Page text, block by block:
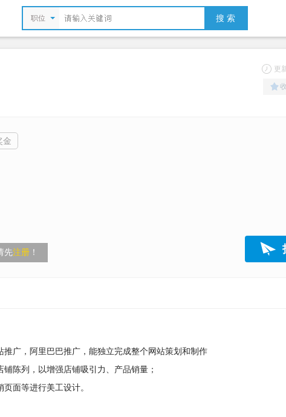
职位 搜 索
更
金
先注册 ！
广，阿里巴巴推广，能独立完成整个网站策划和制作
陈列，以增强店铺吸引力、产品销量；
面等进行美工设计。